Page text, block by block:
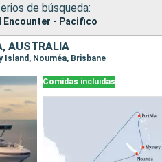
de búsqueda:
Encounter - Pacifico
AUSTRALIA
Island, Nouméa, Brisbane
Comidas incluidas